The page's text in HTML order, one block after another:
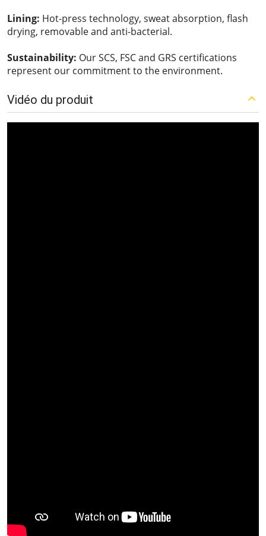
Lining: Hot-press technology, sweat absorption, flash
drying, removable and anti-bacterial.
Sustainability: Our SCS, FSC and GRS certifications
represent our commitment to the environment.
Vidéo du produit